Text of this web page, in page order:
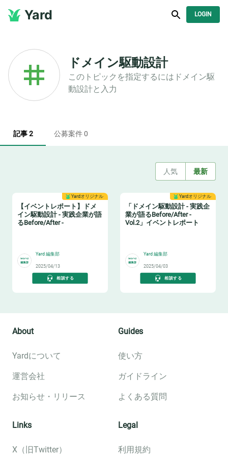
Yard LOGIN
ドメイン駆動設計
このトピックを指定するには ドメイン駆
動設計と入力
記事 2 公募案件 0
人気 最新
Yardオリジナル
【イベントレポート】ドメ
イン駆動設計 - 実践企業が語
るBefore/After -
Yard 編集部
2025/04/13
相談する
Yardオリジナル
「ドメイン駆動設計 - 実践企
業が語るBefore/After -
Vol.2」イベントレポート
Yard 編集部
2025/04/03
相談する
About
Yardについて
運営会社
お知らせ・リリース
Guides
使い方
ガイドライン
よくある質問
Links
X（旧Twitter）
Legal
利用規約